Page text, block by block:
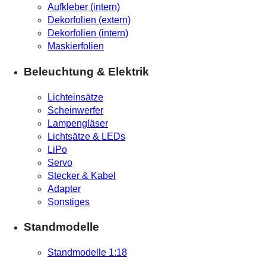
Aufkleber (intern)
Dekorfolien (extern)
Dekorfolien (intern)
Maskierfolien
Beleuchtung & Elektrik
Lichteinsätze
Scheinwerfer
Lampengläser
Lichtsätze & LEDs
LiPo
Servo
Stecker & Kabel
Adapter
Sonstiges
Standmodelle
Standmodelle 1:18